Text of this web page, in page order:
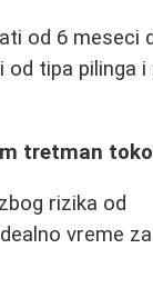
od 6 meseci
od tipa pilinga i
tretman
rizika od
vreme